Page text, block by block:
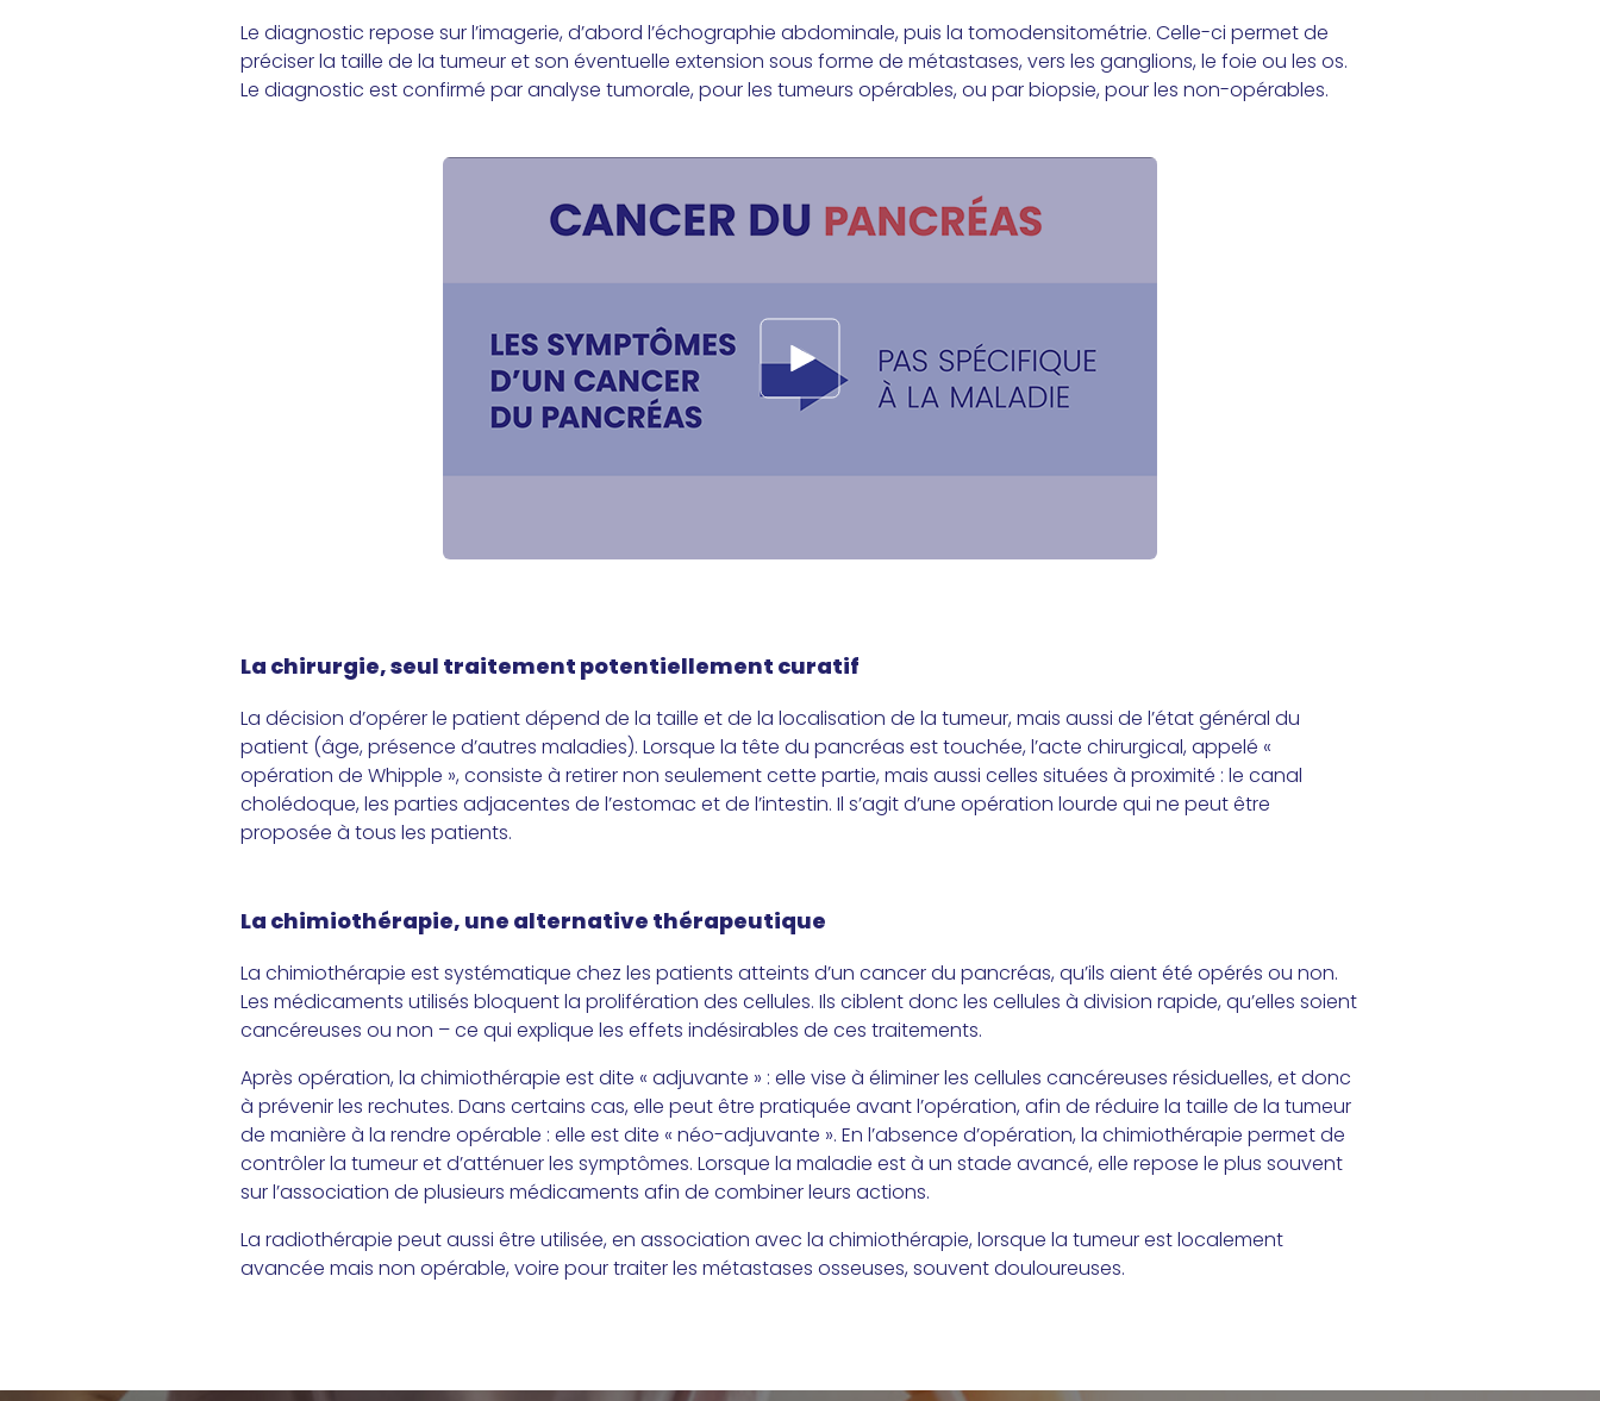
Le diagnostic repose sur l’imagerie, d’abord l’échographie abdominale, puis la tomodensitométrie. Celle-ci permet de
préciser la taille de la tumeur et son éventuelle extension sous forme de métastases, vers les ganglions, le foie ou les os.
Le diagnostic est confirmé par analyse tumorale, pour les tumeurs opérables, ou par biopsie, pour les non-opérables.
La chirurgie, seul traitement potentiellement curatif
La décision d’opérer le patient dépend de la taille et de la localisation de la tumeur, mais aussi de l’état général du
patient (âge, présence d’autres maladies). Lorsque la tête du pancréas est touchée, l’acte chirurgical, appelé «
opération de Whipple », consiste à retirer non seulement cette partie, mais aussi celles situées à proximité : le canal
cholédoque, les parties adjacentes de l’estomac et de l’intestin. Il s’agit d’une opération lourde qui ne peut être
proposée à tous les patients.
La chimiothérapie, une alternative thérapeutique
La chimiothérapie est systématique chez les patients atteints d’un cancer du pancréas, qu’ils aient été opérés ou non.
Les médicaments utilisés bloquent la prolifération des cellules. Ils ciblent donc les cellules à division rapide, qu’elles soient
cancéreuses ou non – ce qui explique les effets indésirables de ces traitements.
Après opération, la chimiothérapie est dite « adjuvante » : elle vise à éliminer les cellules cancéreuses résiduelles, et donc
à prévenir les rechutes. Dans certains cas, elle peut être pratiquée avant l’opération, afin de réduire la taille de la tumeur
de manière à la rendre opérable : elle est dite « néo-adjuvante ». En l’absence d’opération, la chimiothérapie permet de
contrôler la tumeur et d’atténuer les symptômes. Lorsque la maladie est à un stade avancé, elle repose le plus souvent
sur l’association de plusieurs médicaments afin de combiner leurs actions.
La radiothérapie peut aussi être utilisée, en association avec la chimiothérapie, lorsque la tumeur est localement
avancée mais non opérable, voire pour traiter les métastases osseuses, souvent douloureuses.